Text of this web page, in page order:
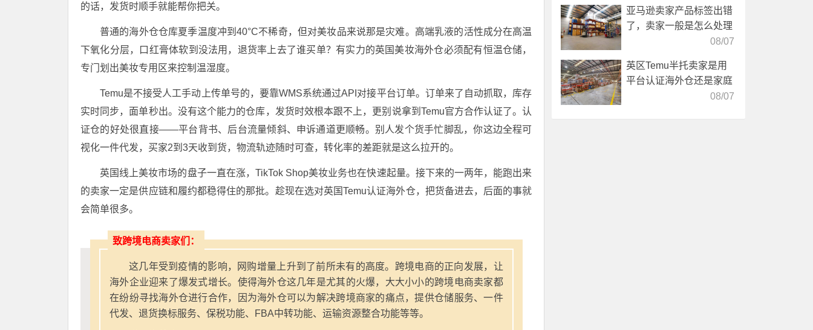
的话，发货时顺手就能帮你把关。
普通的海外仓仓库夏季温度冲到40°C不稀奇，但对美妆品来说那是灾难。高端乳液的活性成分在高温
下氧化分层，口红膏体软到没法用，退货率上去了谁买单？有实力的英国美妆海外仓必须配有恒温仓储，
专门划出美妆专用区来控制温湿度。
Temu是不接受人工手动上传单号的，要靠WMS系统通过API对接平台订单。订单来了自动抓取，库存
实时同步，面单秒出。没有这个能力的仓库，发货时效根本跟不上，更别说拿到Temu官方合作认证了。认
证仓的好处很直接——平台背书、后台流量倾斜、申诉通道更顺畅。别人发个货手忙脚乱，你这边全程可
视化一件代发，买家2到3天收到货，物流轨迹随时可查，转化率的差距就是这么拉开的。
英国线上美妆市场的盘子一直在涨，TikTok Shop美妆业务也在快速起量。接下来的一两年，能跑出来
的卖家一定是供应链和履约都稳得住的那批。趁现在选对英国Temu认证海外仓，把货备进去，后面的事就
会简单很多。
致跨境电商卖家们：
这几年受到疫情的影响，网购增量上升到了前所未有的高度。跨境电商的正向发展，让
海外企业迎来了爆发式增长。使得海外仓这几年是尤其的火爆，大大小小的跨境电商卖家都
在纷纷寻找海外仓进行合作，因为海外仓可以为解决跨境商家的痛点，提供仓储服务、一件
代发、退货换标服务、保税功能、FBA中转功能、运输资源整合功能等等。
亚马逊卖家产品标签出错
了，卖家一般是怎么处理
08/07
英区Temu半托卖家是用
平台认证海外仓还是家庭
08/07